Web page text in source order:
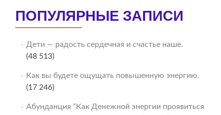
ПОПУЛЯРНЫЕ ЗАПИСИ
Дети — радость сердечная и счастье наше.
(48 513)
Как вы будете ощущать повышенную энергию.
(17 246)
Абунданция “Как Денежной энергии проявиться